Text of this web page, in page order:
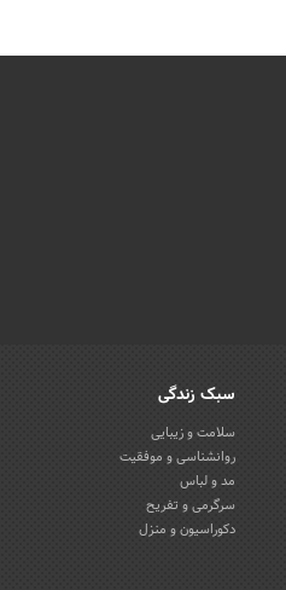
سبک زندگی
سلامت و زیبایی
روانشناسی و موفقیت
مد و لباس
سرگرمی و تفریح
دکوراسیون و منزل